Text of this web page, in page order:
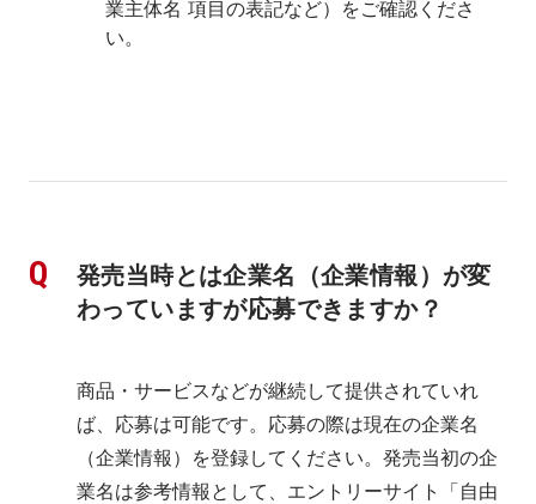
業主体名 項目の表記など）をご確認くださ
い。
発売当時とは企業名（企業情報）が変
わっていますが応募できますか？
商品・サービスなどが継続して提供されていれ
ば、応募は可能です。応募の際は現在の企業名
（企業情報）を登録してください。発売当初の企
業名は参考情報として、エントリーサイト「自由